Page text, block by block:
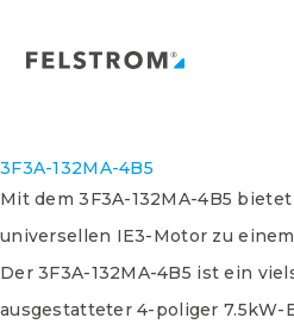
inhoud
3F3A-132MA-4B5
Mit dem 3F3A-132MA-4B5
universellen IE3-Motor zu
Der 3F3A-132MA-4B5 ist ein
ausgestatteter 4-poliger